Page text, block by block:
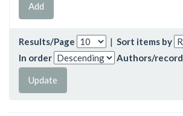
Results/Page | Sort items by
In order
Authors/record